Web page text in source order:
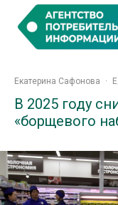
Екатерина Сафонова ·
В 2025 году
«борщевого